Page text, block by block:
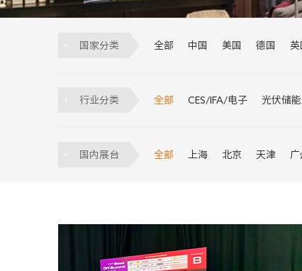
国家分类 全部 中国 美国 德国 英
葡萄牙 土耳其 比利时 匈
行业分类 全部 CES/IFA/电子 光伏储
服贸会 数博会 建筑展 食
国内展台 全部 上海 北京 天津 广